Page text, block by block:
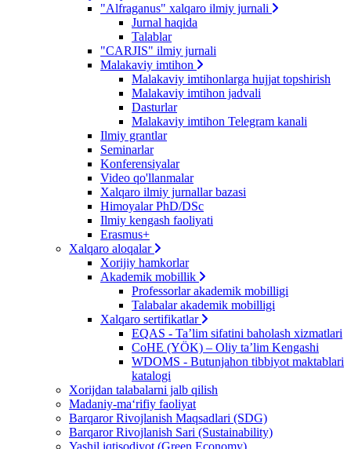
"Alfraganus" xalqaro ilmiy jurnali
Jurnal haqida
Talablar
"CARJIS" ilmiy jurnali
Malakaviy imtihon
Malakaviy imtihonlarga hujjat topshirish
Malakaviy imtihon jadvali
Dasturlar
Malakaviy imtihon Telegram kanali
Ilmiy grantlar
Seminarlar
Konferensiyalar
Video qo'llanmalar
Xalqaro ilmiy jurnallar bazasi
Himoyalar PhD/DSc
Ilmiy kengash faoliyati
Erasmus+
Xalqaro aloqalar
Xorijiy hamkorlar
Akademik mobillik
Professorlar akademik mobilligi
Talabalar akademik mobilligi
Xalqaro sertifikatlar
EQAS - Ta’lim sifatini baholash xizmatlari
CoHE (YÖK) – Oliy ta’lim Kengashi
WDOMS - Butunjahon tibbiyot maktablari
katalogi
Xorijdan talabalarni jalb qilish
Madaniy-ma‘rifiy faoliyat
Barqaror Rivojlanish Maqsadlari (SDG)
Barqaror Rivojlanish Sari (Sustainability)
Yashil iqtisodiyot (Green Economy)